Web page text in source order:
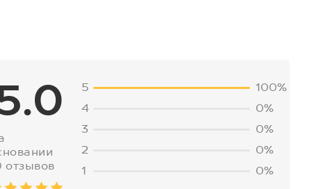
отзывов
5
100%
4
0%
3
0%
2
0%
1
0%